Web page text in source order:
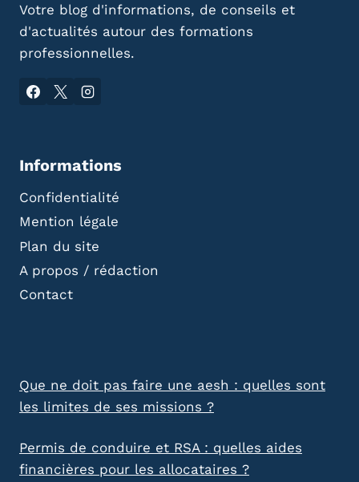
Votre blog d'informations, de conseils et
d'actualités autour des formations
professionnelles.
Informations
Confidentialité
Mention légale
Plan du site
A propos / rédaction
Contact
Que ne doit pas faire une aesh : quelles sont
les limites de ses missions ?
Permis de conduire et RSA : quelles aides
financières pour les allocataires ?